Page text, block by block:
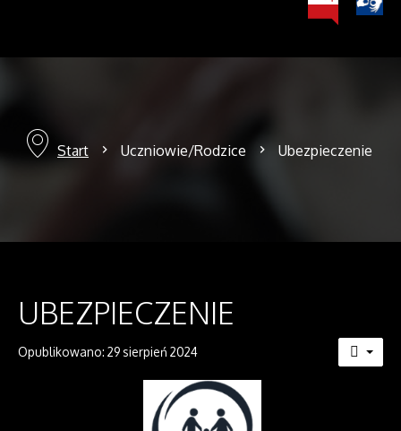
Start Uczniowie/Rodzice Ubezpieczenie
UBEZPIECZENIE
Opublikowano: 29 sierpień 2024